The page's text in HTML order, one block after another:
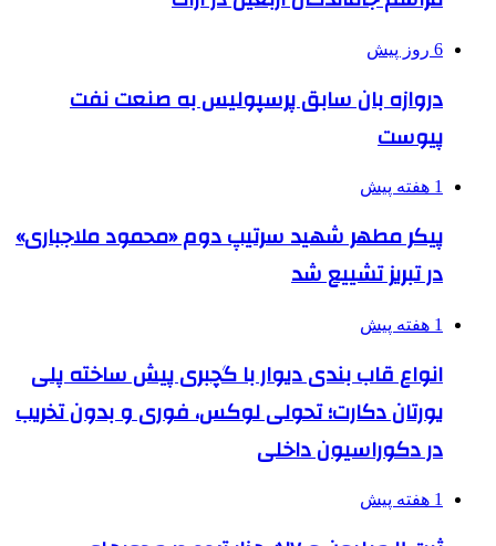
6 روز پیش
دروازه بان سابق پرسپولیس به صنعت نفت
پیوست
1 هفته پیش
پیکر مطهر شهید سرتیپ دوم «محمود ملاجباری»
در تبریز تشییع شد
1 هفته پیش
انواع قاب بندی دیوار با گچبری پیش ساخته پلی
یورتان دکارت؛ تحولی لوکس، فوری و بدون تخریب
در دکوراسیون داخلی
1 هفته پیش